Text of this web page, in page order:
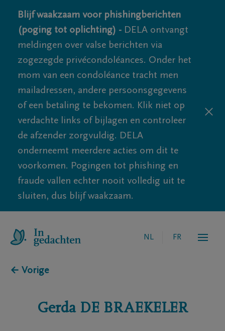
Blijf waakzaam voor phishingberichten
(poging tot oplichting) - DELA ontvangt
meldingen over valse berichten via
zogezegde privécondoléances. Onder het
mom van een condoléance tracht men
mailadressen, andere persoonsgegevens
of een betaling te bekomen. Klik niet op
verdachte links of bijlagen en controleer
de afzender zorgvuldig. DELA
onderneemt meerdere acties om dit te
voorkomen. Pogingen tot phishing en
fraude vallen echter nooit volledig uit te
sluiten, dus blijf waakzaam.
NL FR
← Vorige
Gerda DE BRAEKELER